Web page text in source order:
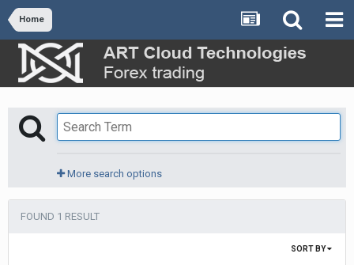
Home
More search options
FOUND 1 RESULT
SORT BY